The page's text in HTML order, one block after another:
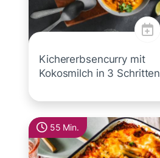
Kichererbsencurry mit
Kokosmilch in 3 Schritten
55 Min.